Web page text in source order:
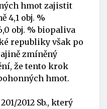
hmot zajistit
4,1 obj. %
obj. % biopaliva
republiky však po
zmíněný
že tento krok
hmot.
2012 Sb., který